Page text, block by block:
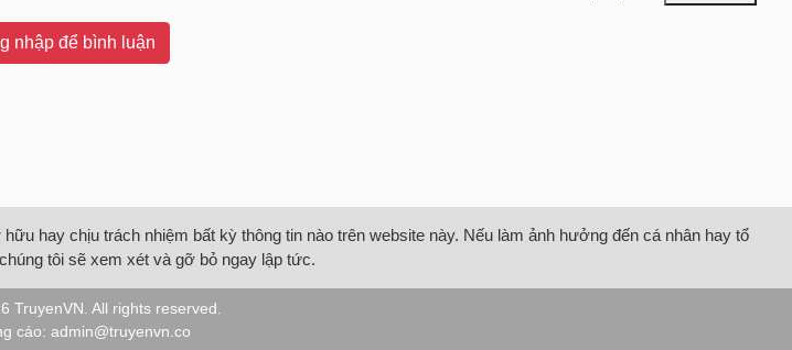
nhập để bình luận
hay chịu trách nhiệm bất kỳ thông tin nào trên website này. Nếu làm ảnh hưởng đến cá nhân hay tổ
tôi sẽ xem xét và gỡ bỏ ngay lập tức.
TruyenVN . All rights reserved.
cáo: admin@truyenvn.co